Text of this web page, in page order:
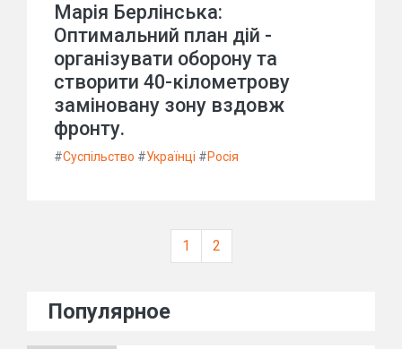
Марія Берлінська:
Оптимальний план дій -
організувати оборону та
створити 40-кілометрову
заміновану зону вздовж
фронту.
#Суспільство #Українці #Росія
1 2
Популярное